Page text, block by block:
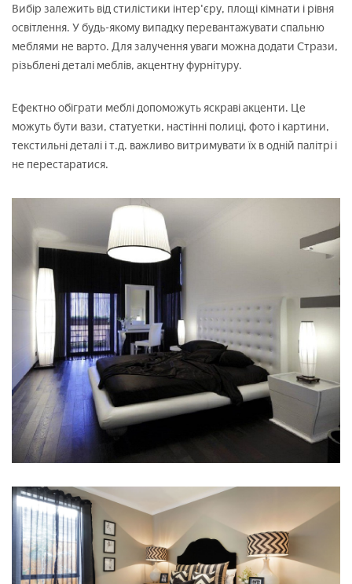
Вибір залежить від стилістики інтер'єру, площі кімнати і рівня
освітлення. У будь-якому випадку перевантажувати спальню
меблями не варто. Для залучення уваги можна додати Стрази,
різьблені деталі меблів, акцентну фурнітуру.
Ефектно обіграти меблі допоможуть яскраві акценти. Це
можуть бути вази, статуетки, настінні полиці, фото і картини,
текстильні деталі і т.д. важливо витримувати їх в одній палітрі і
не перестаратися.